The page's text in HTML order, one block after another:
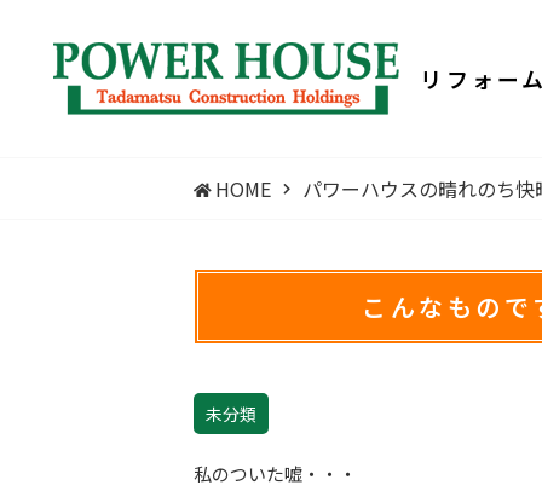
リフォー
HOME パワーハウスの晴れのち
こんなもの
未分類
私のついた嘘・・・